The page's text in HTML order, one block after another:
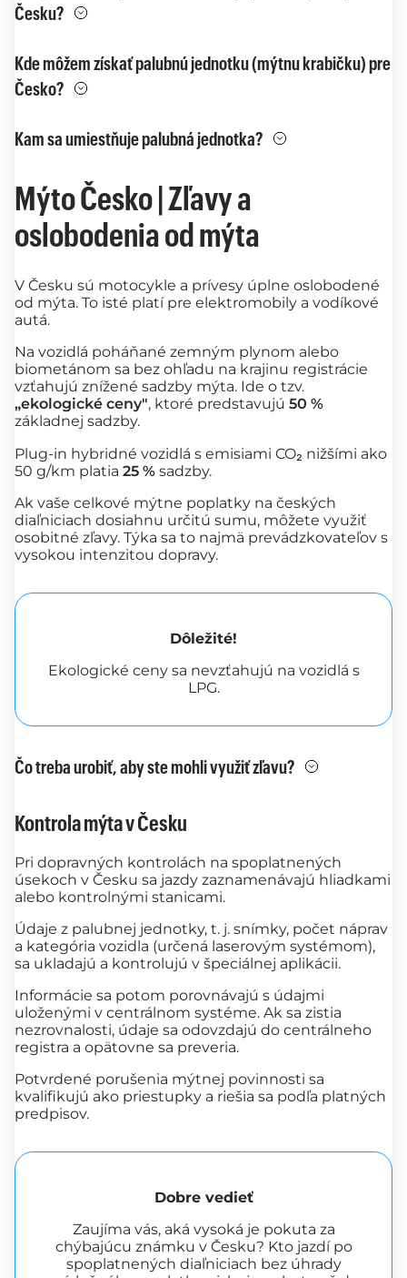
Česku?
Kde môžem získať palubnú jednotku (mýtnu krabičku) pre
Česko?
Kam sa umiestňuje palubná jednotka?
Mýto Česko | Zľavy a
oslobodenia od mýta
V Česku sú motocykle a prívesy úplne oslobodené
od mýta. To isté platí pre elektromobily a vodíkové
autá.
Na vozidlá poháňané zemným plynom alebo
biometánom sa bez ohľadu na krajinu registrácie
vzťahujú znížené sadzby mýta. Ide o tzv.
„ekologické ceny", ktoré predstavujú 50 %
základnej sadzby.
Plug-in hybridné vozidlá s emisiami CO₂ nižšími ako
50 g/km platia 25 % sadzby.
Ak vaše celkové mýtne poplatky na českých
diaľniciach dosiahnu určitú sumu, môžete využiť
osobitné zľavy. Týka sa to najmä prevádzkovateľov s
vysokou intenzitou dopravy.
Dôležité!
Ekologické ceny sa nevzťahujú na vozidlá s
LPG.
Čo treba urobiť, aby ste mohli využiť zľavu?
Kontrola mýta v Česku
Pri dopravných kontrolách na spoplatnených
úsekoch v Česku sa jazdy zaznamenávajú hliadkami
alebo kontrolnými stanicami.
Údaje z palubnej jednotky, t. j. snímky, počet náprav
a kategória vozidla (určená laserovým systémom),
sa ukladajú a kontrolujú v špeciálnej aplikácii.
Informácie sa potom porovnávajú s údajmi
uloženými v centrálnom systéme. Ak sa zistia
nezrovnalosti, údaje sa odovzdajú do centrálneho
registra a opätovne sa preveria.
Potvrdené porušenia mýtnej povinnosti sa
kvalifikujú ako priestupky a riešia sa podľa platných
predpisov.
Dobre vedieť
Zaujíma vás, aká vysoká je pokuta za
chýbajúcu známku v Česku? Kto jazdí po
spoplatnených diaľniciach bez úhrady